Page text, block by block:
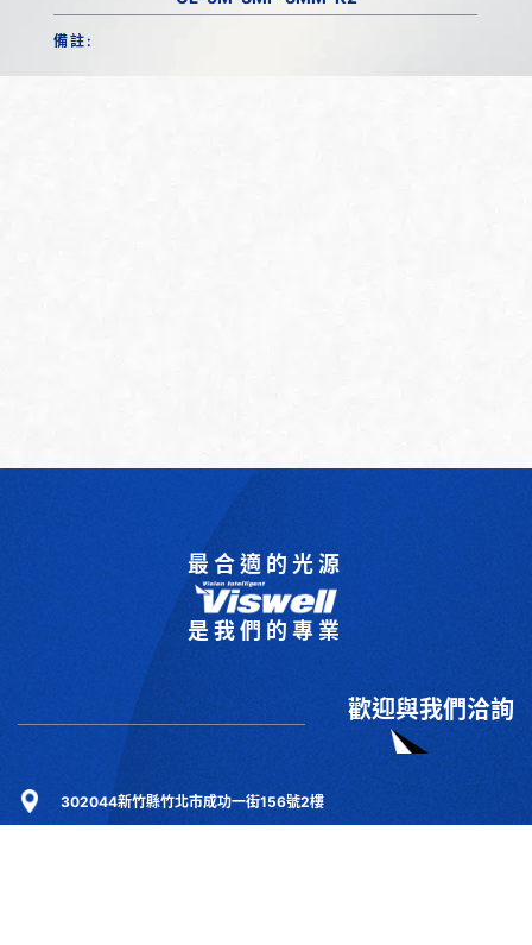
備註:
最合適的光源
是我們的專業
歡迎與我們洽詢
302044新竹縣竹北市成功一街156號2樓